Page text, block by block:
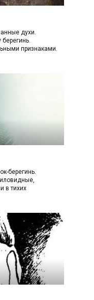
духи.
признаками.
берегинь.
в тихих